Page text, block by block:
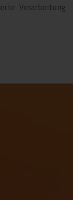
Verarbeitung